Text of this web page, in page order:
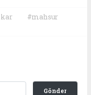
#mahsur
Gönder